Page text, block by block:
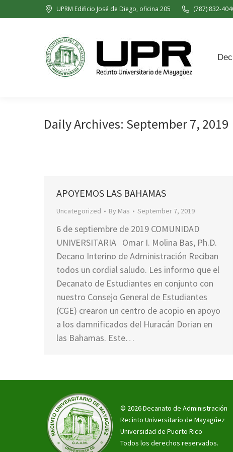
UPRM Edificio José de Diego, oficina 205 (787) 832-
Daily Archives: September 7, 2019
APOYEMOS LAS BAHAMAS
Uncategorized By Mas September 7, 2019
6 de septiembre de 2019 COMUNIDAD
UNIVERSITARIA Omar I. Molina Bas, Ph.D.
Decano Interino de Administración Reciban
todos un cordial saludo. Les informo que el
Decanato de Estudiantes en conjunto con
nuestro Consejo General de Estudiantes
(CGE) crearon un centro de acopio en apoyo
a los damnificados del Huracán Dorian en
las Bahamas. Este…
© 2026 Decanato de Administración
Recinto Universitario de Mayagüez
Universidad de Puerto Rico
Todos los derechos reservados.
Decanato de Administración